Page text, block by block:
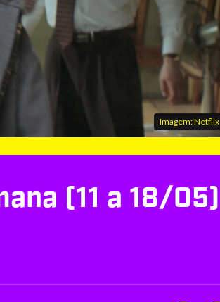
Imagem: Netflix
(11 a 18/05)